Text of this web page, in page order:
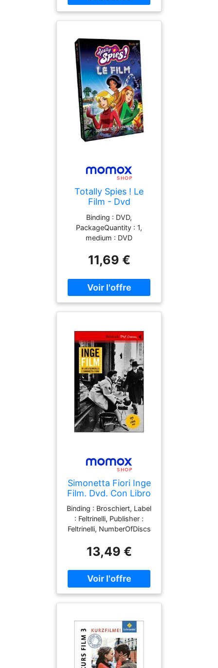
Totally Spies ! Le
Film - Dvd
Binding : DVD,
PackageQuantity : 1,
medium : DVD
11,69 €
Simonetta Fiori Inge
Film. Dvd. Con Libro
Binding : Broschiert, Label
: Feltrinelli, Publisher :
Feltrinelli, NumberOfDiscs
numberOfPages : 172,
publicationDate : 2010-11-
01, theatricalReleaseDate :
2010-01-01, authors :
Simonetta Fiori, Luca
13,49 €